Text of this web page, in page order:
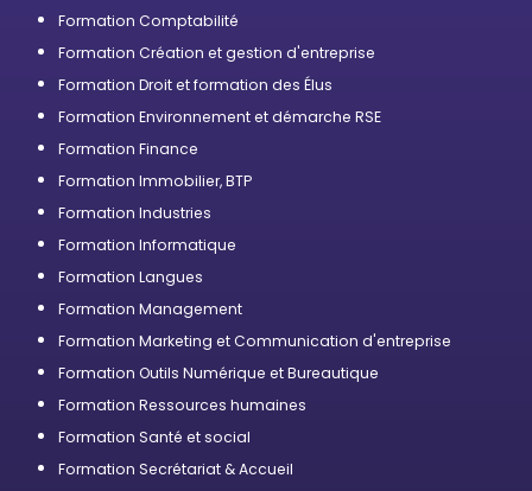
Formation Comptabilité
Formation Création et gestion d'entreprise
Formation Droit et formation des Élus
Formation Environnement et démarche RSE
Formation Finance
Formation Immobilier, BTP
Formation Industries
Formation Informatique
Formation Langues
Formation Management
Formation Marketing et Communication d'entreprise
Formation Outils Numérique et Bureautique
Formation Ressources humaines
Formation Santé et social
Formation Secrétariat & Accueil